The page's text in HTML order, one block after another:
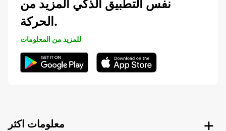
نفس التطبيق الذكي المزيد من
الحركة.
للمزيد من المعلومات
معلومات اكثر